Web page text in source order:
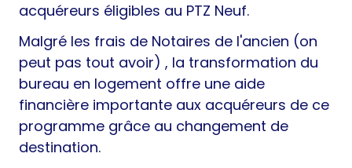
acquéreurs éligibles au PTZ Neuf.
Malgré les frais de Notaires de l'ancien (on
peut pas tout avoir) , la transformation du
bureau en logement offre une aide
financière importante aux acquéreurs de ce
programme grâce au changement de
destination.